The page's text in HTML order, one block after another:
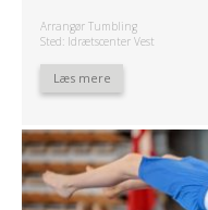
Arrangør Tumbling
Sted: Idrætscenter Vest
Læs mere